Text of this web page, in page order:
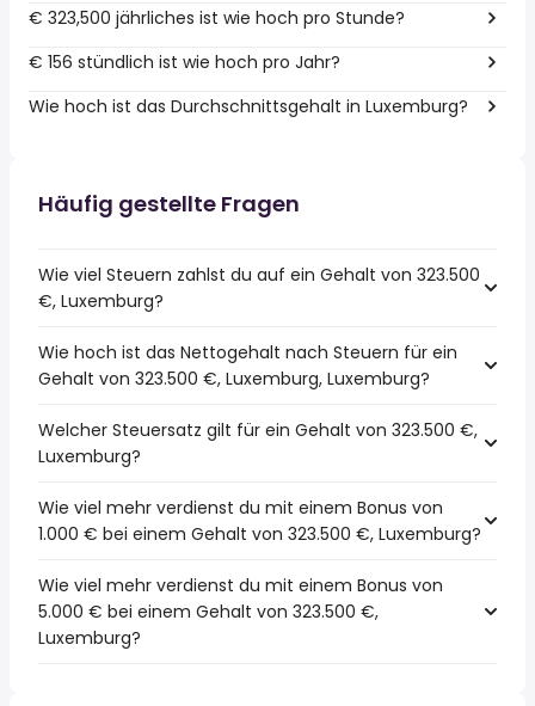
€ 323,500 jährliches ist wie hoch pro Stunde?
€ 156 stündlich ist wie hoch pro Jahr?
Wie hoch ist das Durchschnittsgehalt in Luxemburg?
Häufig gestellte Fragen
Wie viel Steuern zahlst du auf ein Gehalt von 323.500
€, Luxemburg?
Wie hoch ist das Nettogehalt nach Steuern für ein
Gehalt von 323.500 €, Luxemburg, Luxemburg?
Welcher Steuersatz gilt für ein Gehalt von 323.500 €,
Luxemburg?
Wie viel mehr verdienst du mit einem Bonus von
1.000 € bei einem Gehalt von 323.500 €, Luxemburg?
Wie viel mehr verdienst du mit einem Bonus von
5.000 € bei einem Gehalt von 323.500 €,
Luxemburg?